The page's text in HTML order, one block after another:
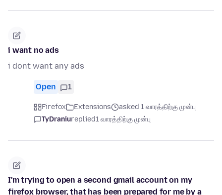
i want no ads
i dont want any ads
Open 1
Firefox Extensions
asked 1 வாரத்திற்கு முன்பு
TyDraniureplied1 வாரத்திற்கு முன்பு
I'm trying to open a second gmail account on my
firefox browser, that has been prepared for me by a